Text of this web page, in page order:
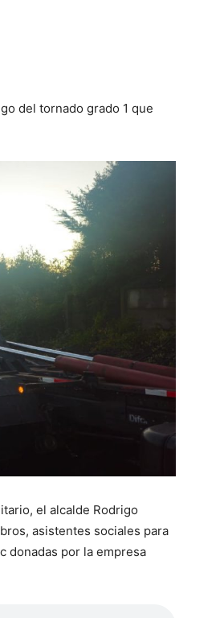
del tornado grado 1 que
el alcalde Rodrigo
asistentes sociales para
donadas por la empresa